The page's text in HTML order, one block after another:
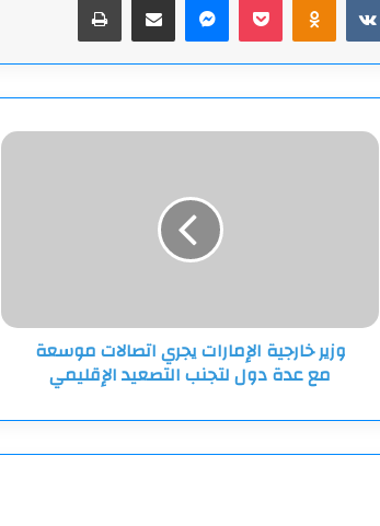
وزير
دول
لتجنب
التصعيد
وزير خارجية الإمارات يجري اتصالات موسعة
مع عدة دول لتجنب التصعيد الإقليمي